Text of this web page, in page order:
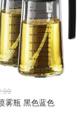
雾瓶 黑色蓝色